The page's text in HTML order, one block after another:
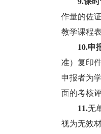
作量的佐
教学课程
10.申报
准）复印
申报者为
面的考核
11.无
视为无效